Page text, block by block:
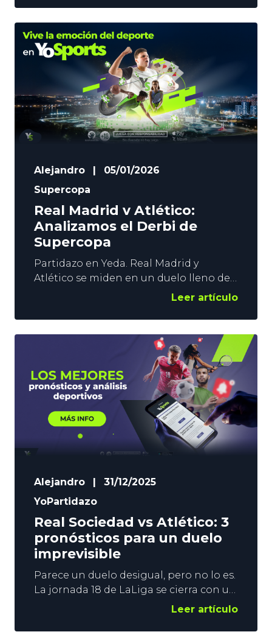
turcos necesitan ganar para apuntalar
su puesto en la Repesca, mientras que
los rojiblancos asegurarían
virtualmente los Octavos si ganan en
Estambul. En YoSports os damos 3
Alejandro
05/01/2026
Supercopa
Real Madrid v Atlético:
Analizamos el Derbi de
Supercopa
Partidazo en Yeda. Real Madrid y
Atlético se miden en un duelo lleno de
tensión, y que dejará al perdedor muy
de la Supercopa, y en YoSports os
damos 3 pronósticos poniendo el foco
en los goles y en 2 jugadores que
pueden marcar el partido. Gonzalo y
Leer artículo
Alejandro
31/12/2025
YoPartidazo
Real Sociedad vs Atlético: 3
pronósticos para un duelo
imprevisible
Parece un duelo desigual, pero no lo es.
La jornada 18 de LaLiga se cierra con un
partido espectacular. Anoeta alberga el
entre 2 equipos que comienzan el 2026
Leer artículo